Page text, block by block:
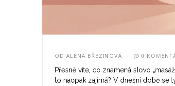
ODALENA BŘEZINOVÁ 0
Přesně víte, co znamená slovo
to naopak zajímá? V dnešní době se